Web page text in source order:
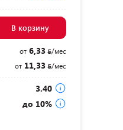
В корзину
от6,33
/мес
от11,33 /мес
3.40
до 10%